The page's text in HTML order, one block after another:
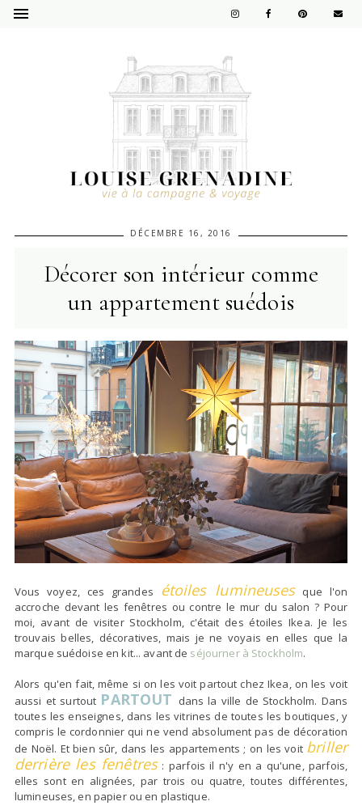
DÉCEMBRE 16, 2016
Décorer son intérieur comme
un appartement suédois
Vous voyez, ces grandes étoiles lumineusesque l'on
accroche devant les fenêtres ou contre le mur du salon ? Pour
moi, avant de visiter Stockholm, c'était des étoiles Ikea. Je les
trouvais belles, décoratives, mais je ne voyais en elles que la
marque suédoise en kit... avant de séjourner à Stockholm.
Alors qu'en fait, même si on les voit partout chez Ikea, on les voit
aussi et surtout PARTOUT dans la ville de Stockholm. Dans
toutes les enseignes, dans les vitrines de toutes les boutiques, y
compris le cordonnier qui ne vend absolument pas de décoration
de Noël. Et bien sûr, dans les appartements ; on les voit briller
derrière les fenêtres: parfois il n'y en a qu'une, parfois,
elles sont en alignées, par trois ou quatre, toutes différentes,
lumineuses, en papier ou en plastique.